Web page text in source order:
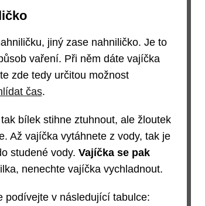
jiný zase nahniličko. Je to
vaření. Při něm dáte vajíčka
zde tedy určitou možnost
čas.
bílek stihne ztuhnout, ale žloutek
Až vajíčka vytáhnete z vody, tak je
studené vody. Vajíčka se pak
nenechte vajíčka vychladnout.
podívejte v následující tabulce: